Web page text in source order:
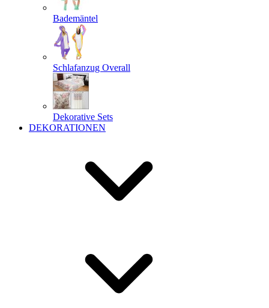
Bademäntel
Schlafanzug Overall
Dekorative Sets
DEKORATIONEN